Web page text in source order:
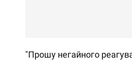
"Прошу негайного